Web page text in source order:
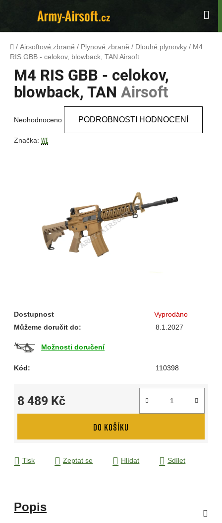
Domů
/ Airsoftové zbraně / Plynové zbraně / Dlouhé plynovky / M4
RIS GBB - celokov, blowback, TAN Airsoft
Dostupnost
Vyprodáno
Můžeme doručit do:
8.1.2027
Možnosti doručení
Kód: 110398
8 489 Kč
Měrná cena:
DO KOŠÍKU
Tisk Zeptat se Hlídat Sdílet
M4 RIS GBB - celokov,
blowback, TANAirsoft
produktu
Neohodnoceno PODROBNOSTI HODNOCENÍ
Značka:WE
Popis